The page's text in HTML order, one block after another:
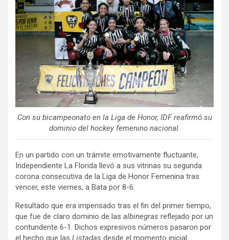
b
o
o
k
er
p
ar
tir
Con su bicampeonato en la Liga de Honor, IDF reafirmó su
dominio del hockey femenino nacional.
En un partido con un trámite emotivamente fluctuante,
Independiente La Florida llevó a sus vitrinas su segunda
corona consecutiva de la Liga de Honor Femenina tras
vencer, este viernes, a Bata por 8-6.
Resultado que era impensado tras el fin del primer tiempo,
que fue de claro dominio de las albinegras reflejado por un
contundente 6-1. Dichos expresivos números pasaron por
el hecho que las Listadas desde el momento inicial